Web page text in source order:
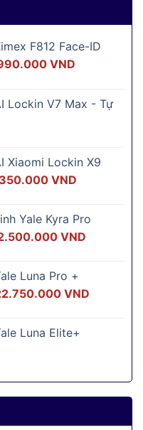
F812 Face-ID
VND.
VNDGiá
là:
Lockin V7 Max - Tự
Xiaomi Lockin X9
VND.
VNDGiá
là:
4.350.000
Yale Kyra Pro
VND.
VNDGiá
Luna Pro +
VND.
VNDGiá
Luna Elite+